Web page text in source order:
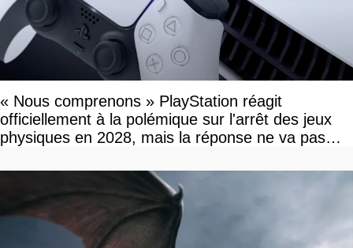
« Nous comprenons » PlayStation réagit
officiellement à la polémique sur l'arrêt des jeux
physiques en 2028, mais la réponse ne va pas